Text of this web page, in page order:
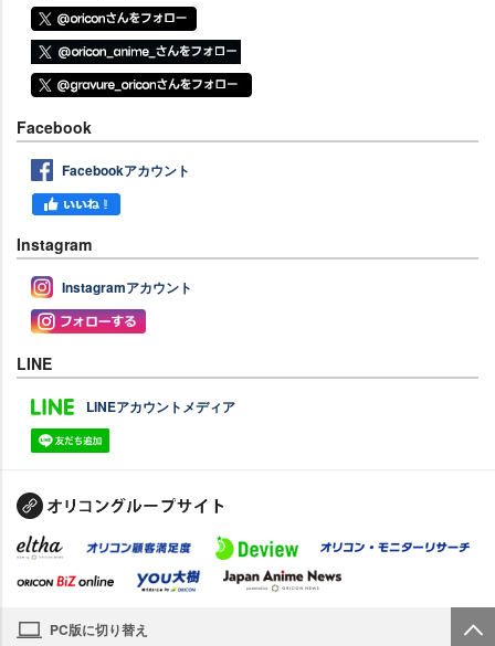
Facebook
Facebookアカウント
Instagram
Instagramアカウント
LINE
LINEアカウントメディア
PC版に切り替え